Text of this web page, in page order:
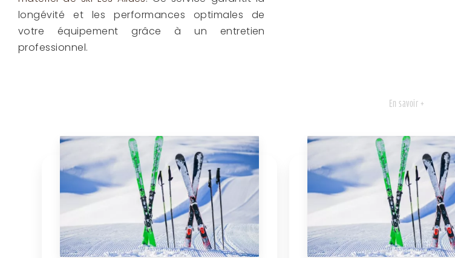
longévité et les performances optimales de
votre équipement grâce à un entretien
professionnel.
En savoir +